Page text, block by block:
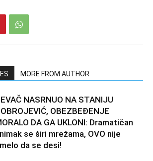
MORE FROM AUTHOR
NASRNUO NA STANIJU
OBEZBEĐENJE
DA GA UKLONI: Dramatičan
se širi mrežama, OVO nije
da se desi!